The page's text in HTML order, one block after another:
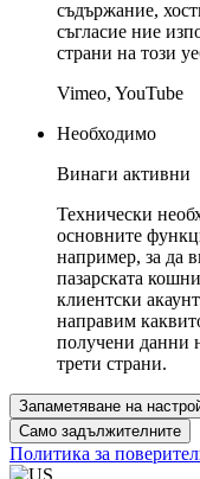
съдържание,
съгласие ние
страни на този
Vimeo, YouTube
Необходимо
Винаги активни
Технически
основните
например, за да
пазарската
клиентски
направим
получени данни
трети страни.
Запаметяване на
Само задължителните
Политика за